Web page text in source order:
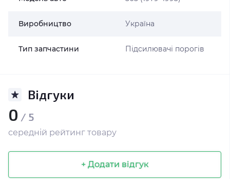
Виробництво Україна
Тип запчастини Підсилювачі порогів
Відгуки
0 / 5
середній рейтинг товару
+ Додати відгук